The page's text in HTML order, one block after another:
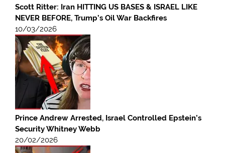
Scott Ritter: Iran HITTING US BASES & ISRAEL LIKE
NEVER BEFORE, Trump’s Oil War Backfires
10/03/2026
Prince Andrew Arrested, Israel Controlled Epstein’s
Security Whitney Webb
20/02/2026